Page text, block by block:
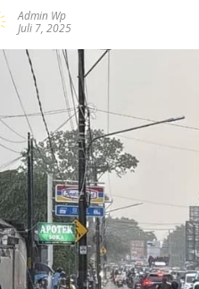
Admin Wp
Juli 7, 2025